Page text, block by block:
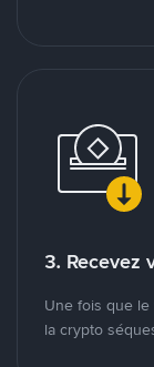
3. Recevez
Une fois que le
la crypto